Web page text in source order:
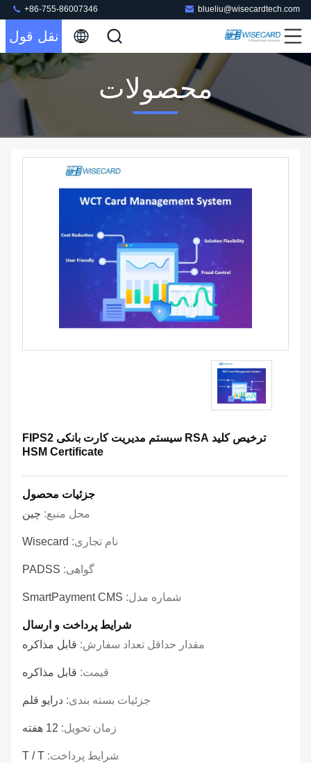
blueliu@wisecardtech.com
+86-755-86007346
نقل قول
محصولات
ترخیص کلید RSA سیستم مدیریت کارت بانکی FIPS2
HSM Certificate
جزئیات محصول
محل منبع: چین
نام تجاری: Wisecard
گواهی: PADSS
شماره مدل: SmartPayment CMS
شرایط پرداخت و ارسال
مقدار حداقل تعداد سفارش: قابل مذاکره
قیمت: قابل مذاکره
جزئیات بسته بندی: درایو قلم
زمان تحویل: 12 هفته
شرایط پرداخت: T / T